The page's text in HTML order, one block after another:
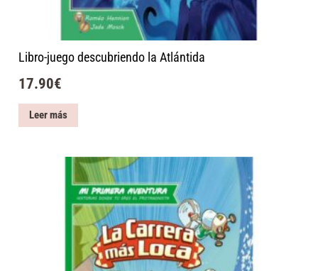
Libro-juego descubriendo la Atlántida
17.90€
Leer más